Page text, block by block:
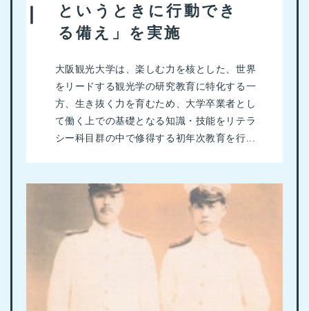
というときに行動でき
る備え」を実施
大阪観光大学は、楽しむ力を核とした、世界
をリードする観光学の研究教育に特化する一
方、生き抜く力を育むため、大学卒業者とし
て働く上での基礎となる知識・技能をリテラ
シー科目群の中で修得する初年次教育を行...